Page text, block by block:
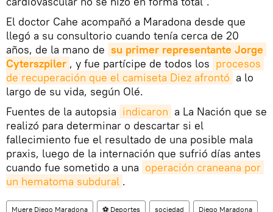
El doctor Cahe acompañó a Maradona desde que
llegó a su consultorio cuando tenía cerca de 20
años, de la mano de su primer representante Jorge
Cyterszpiler , y fue partícipe de todos los procesos
de recuperación que el camiseta Diez afrontó a lo
largo de su vida, según Olé.
Fuentes de la autopsia indicaron a La Nación que se
realizó para determinar o descartar si el
fallecimiento fue el resultado de una posible mala
praxis, luego de la internación que sufrió días antes
cuando fue sometido a una operación craneana por
un hematoma subdural .
Muere Diego Maradona ⚽ Deportes sociedad Diego Maradona